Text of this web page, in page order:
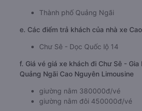
Thành phố Quảng Ngãi
e. Các điểm trả khách của nhà xe
Chư Sê - Dọc Quốc lộ 14
f. Giá vé giá xe khách đi Chư Sê -
Quảng Ngãi Cao Nguyên Limousine
giường nằm 380000đ/vé
giường nằm đôi 450000đ/vé